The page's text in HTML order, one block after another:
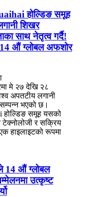
होल्डिङ समूह
शिखर
साथ नेतृत्व गर्दै!
औं ग्लोबल अफशोर
मे २७ देखि २८
अपतटीय लगानी
भएको छ।
होल्डिङ समूह यसको
र सक्रिय
हाइलाइटको रूपमा
14 औं ग्लोबल
उत्कृष्ट